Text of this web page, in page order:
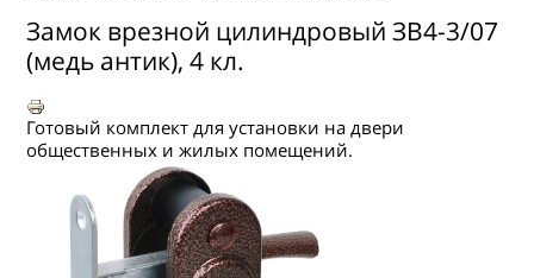
ОПТОВЫМ ПОКУПАТЕЛЯМ
КОНТАКТЫ
Замок врезной цилиндровый ЗВ4-3/07
(медь антик), 4 кл.
Готовый комплект для установки на двери
общественных и жилых помещений.